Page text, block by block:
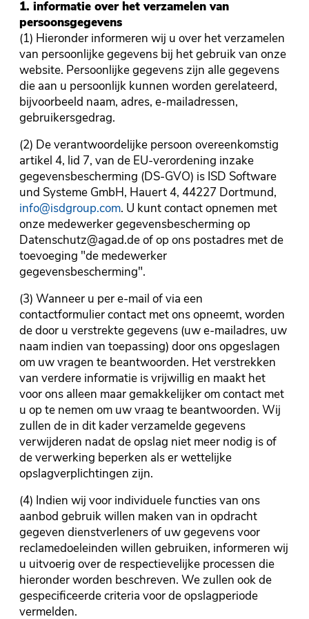
1. informatie over het verzamelen van
persoonsgegevens
(1) Hieronder informeren wij u over het verzamelen
van persoonlijke gegevens bij het gebruik van onze
website. Persoonlijke gegevens zijn alle gegevens
die aan u persoonlijk kunnen worden gerelateerd,
bijvoorbeeld naam, adres, e-mailadressen,
gebruikersgedrag.
(2) De verantwoordelijke persoon overeenkomstig
artikel 4, lid 7, van de EU-verordening inzake
gegevensbescherming (DS-GVO) is ISD Software
und Systeme GmbH, Hauert 4, 44227 Dortmund,
info@isdgroup.com. U kunt contact opnemen met
onze medewerker gegevensbescherming op
Datenschutz@agad.de of op ons postadres met de
toevoeging "de medewerker
gegevensbescherming".
(3) Wanneer u per e-mail of via een
contactformulier contact met ons opneemt, worden
de door u verstrekte gegevens (uw e-mailadres, uw
naam indien van toepassing) door ons opgeslagen
om uw vragen te beantwoorden. Het verstrekken
van verdere informatie is vrijwillig en maakt het
voor ons alleen maar gemakkelijker om contact met
u op te nemen om uw vraag te beantwoorden. Wij
zullen de in dit kader verzamelde gegevens
verwijderen nadat de opslag niet meer nodig is of
de verwerking beperken als er wettelijke
opslagverplichtingen zijn.
(4) Indien wij voor individuele functies van ons
aanbod gebruik willen maken van in opdracht
gegeven dienstverleners of uw gegevens voor
reclamedoeleinden willen gebruiken, informeren wij
u uitvoerig over de respectievelijke processen die
hieronder worden beschreven. We zullen ook de
gespecificeerde criteria voor de opslagperiode
vermelden.